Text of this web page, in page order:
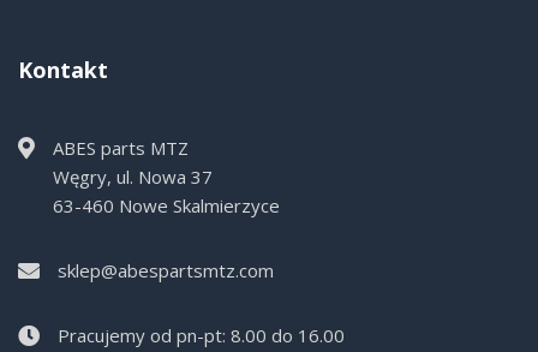
Kontakt
ABES parts MTZ
Węgry, ul. Nowa 37
63-460 Nowe Skalmierzyce
sklep@abespartsmtz.com
Pracujemy od pn-pt: 8.00 do 16.00